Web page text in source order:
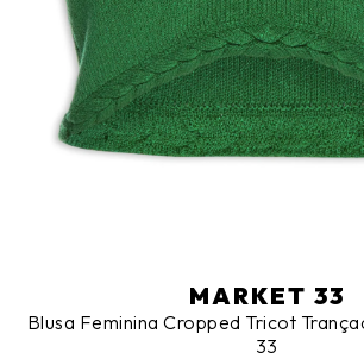
MARKET 33
Blusa Feminina Cropped Tricot
33